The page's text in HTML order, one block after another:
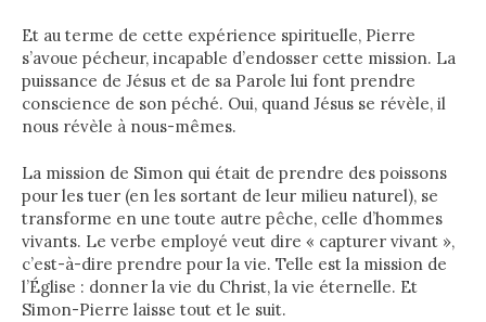
Et au terme de cette expérience spirituelle, Pierre
s’avoue pécheur, incapable d’endosser cette mission. La
puissance de Jésus et de sa Parole lui font prendre
conscience de son péché. Oui, quand Jésus se révèle, il
nous révèle à nous-mêmes.
La mission de Simon qui était de prendre des poissons
pour les tuer (en les sortant de leur milieu naturel), se
transforme en une toute autre pêche, celle d’hommes
vivants. Le verbe employé veut dire « capturer vivant »,
c’est-à-dire prendre pour la vie. Telle est la mission de
l’Église : donner la vie du Christ, la vie éternelle. Et
Simon-Pierre laisse tout et le suit.